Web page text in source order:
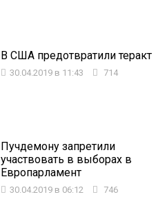
В США предотвратили теракт
30.04.2019 в 11:43 714
Пучдемону запретили
участвовать в выборах в
Европарламент
30.04.2019 в 06:12 746